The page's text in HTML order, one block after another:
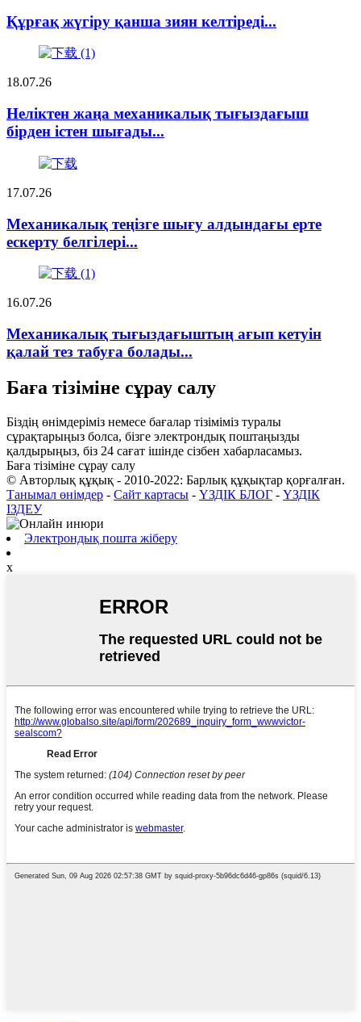
Құрғақ жүгіру қанша зиян келтіреді...
18.07.26
Неліктен жаңа механикалық тығыздағыш
бірден істен шығады...
17.07.26
Механикалық теңізге шығу алдындағы ерте
ескерту белгілері...
16.07.26
Механикалық тығыздағыштың ағып кетуін
қалай тез табуға болады...
Баға тізіміне сұрау салу
Біздің өнімдеріміз немесе бағалар тізіміміз туралы
сұрақтарыңыз болса, бізге электрондық поштаңызды
қалдырыңыз, біз 24 сағат ішінде сізбен хабарласамыз.
Баға тізіміне сұрау салу
© Авторлық құқық - 2010-2022: Барлық құқықтар қорғалған.
Танымал өнімдер - Сайт картасы - ҮЗДІК БЛОГ - ҮЗДІК
ІЗДЕУ
Электрондық пошта жіберу
x